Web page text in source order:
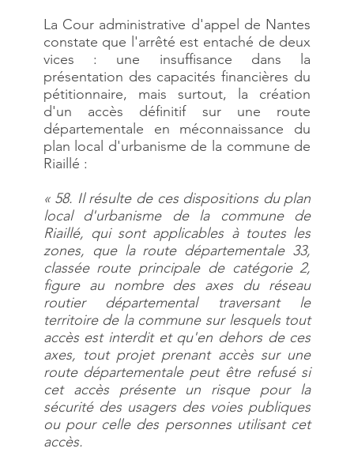
La Cour administrative d'appel de Nantes
constate que l'arrêté est entaché de deux
vices : une insuffisance dans la
présentation des capacités financières du
pétitionnaire, mais surtout, la création
d'un accès définitif sur une route
départementale en méconnaissance du
plan local d'urbanisme de la commune de
Riaillé :
« 58. Il résulte de ces dispositions du plan
local d'urbanisme de la commune de
Riaillé, qui sont applicables à toutes les
zones, que la route départementale 33,
classée route principale de catégorie 2,
figure au nombre des axes du réseau
routier départemental traversant le
territoire de la commune sur lesquels tout
accès est interdit et qu'en dehors de ces
axes, tout projet prenant accès sur une
route départementale peut être refusé si
cet accès présente un risque pour la
sécurité des usagers des voies publiques
ou pour celle des personnes utilisant cet
accès.